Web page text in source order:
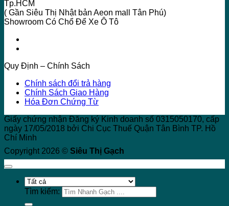
Tp.HCM
( Gần Siêu Thị Nhật bản Aeon mall Tân Phú)
Showroom Có Chổ Để Xe Ô Tô
Quy Định – Chính Sách
Chính sách đổi trả hàng
Chính Sách Giao Hàng
Hóa Đơn Chứng Từ
Giấy chứng nhận Đăng ký Kinh doanh số 0315050170, cấp
ngày 17/05/2018 bởi Chi Cục Thuế Quận Tân Bình TP. Hồ
Chí Minh
Copyright 2026 © Siêu Thị Gạch
Tìm kiếm: